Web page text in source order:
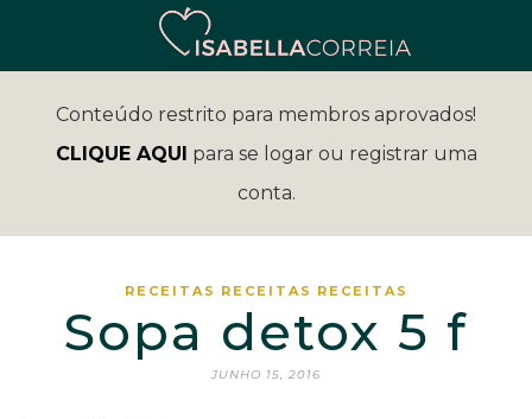
Conteúdo restrito para membros aprovados!
CLIQUE AQUI para se logar ou registrar uma
conta.
RECEITAS RECEITAS RECEITAS
Sopa detox 5 f
JUNHO 15, 2016